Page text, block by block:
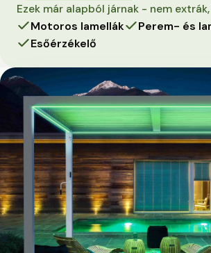
Ezek már alapból járnak - nem
Motoros lamellák
Perem- és
Esőérzékelő